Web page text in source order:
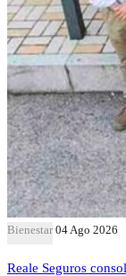
Bienestar 04 Ago 2026
Reale Seguros